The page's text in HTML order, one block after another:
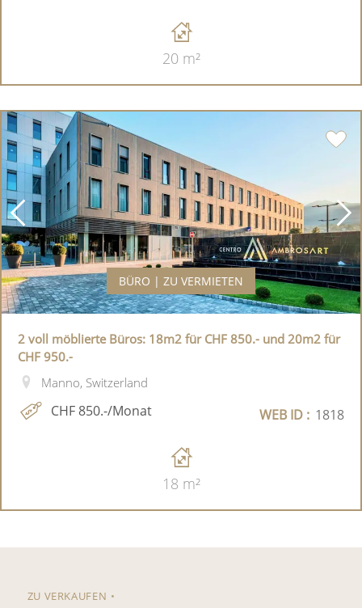
20 m²
BÜRO | ZU VERMIETEN
2 voll möblierte Büros: 18m2 für CHF 850.- und 20m2 für
CHF 950.-
Manno, Switzerland
CHF 850.-/Monat WEB ID : 1818
18 m²
ZU VERKAUFEN